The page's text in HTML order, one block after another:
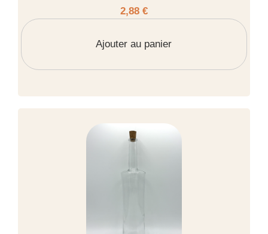
2,88 €
Ajouter au panier